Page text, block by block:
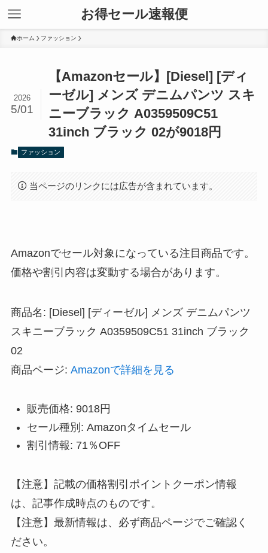
お得セール速報便
ホーム ファッション
【Amazonセール】[Diesel] [ディ
ーゼル] メンズ デニムパンツ スキ
ニーブラック A0359509C51
31inch ブラック 02が9018円
2026
5/01
ファッション
当ページのリンクには広告が含まれています。
Amazonでセール対象になっている注目商品です。
価格や割引内容は変動する場合があります。
商品名: [Diesel] [ディーゼル] メンズ デニムパンツ
スキニーブラック A0359509C51 31inch ブラック
02
商品ページ: Amazonで詳細を見る
販売価格: 9018円
セール種別: Amazonタイムセール
割引情報: 71％OFF
【注意】記載の価格割引ポイントクーポン情報
は、記事作成時点のものです。
【注意】最新情報は、必ず商品ページでご確認く
ださい。